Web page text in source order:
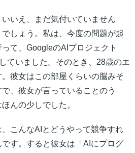
いいえ、まだ気付いていません
しょう。私は、今度の問題が起
て、GoogleのAIプロジェクト
ていました。そのとき、28歳のエ
彼女はこの部屋くらいの脳みそ
、彼女が言っていることのう
んの少しでした。
こんなAIとどうやって競争すれ
す。すると彼女は「AIにプログ